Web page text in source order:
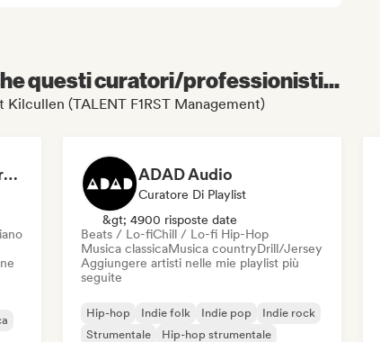
questi curatori/professionisti...
(TALENT F1RST Management)
Dreamers Island Entertainment ADAD Audio
Curatore Di Playlist
&gt; 4900 risposte date
Beats / Lo-fiChill / Lo-fi Hip-Hop
Musica classicaMusica countryDrill/Jersey
Aggiungere artisti nelle mie playlist più
seguite
Hip-hop Indie folk Indie pop
Indie rock
Strumentale
Hip-hop strumentale